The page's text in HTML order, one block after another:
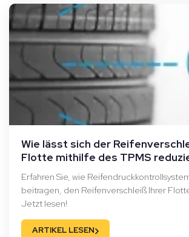
Wie lässt sich der
Flotte mithilfe des TPMS
Erfahren Sie, wie
beitragen, den Reifenverschleiß Ihrer
Jetzt lesen!
ARTIKEL LESEN›